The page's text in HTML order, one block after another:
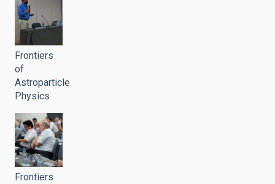
Frontiers
of
Astroparticle
Physics
Frontiers